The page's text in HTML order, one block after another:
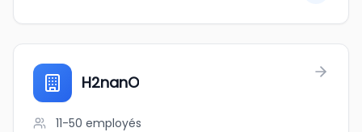
H2nanO
11-50 employés